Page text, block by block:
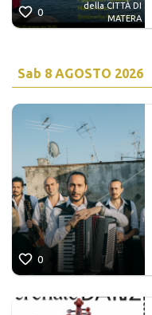
0
della CITTÀ DI
MATERA
Sab 8 AGOSTO 2026
0